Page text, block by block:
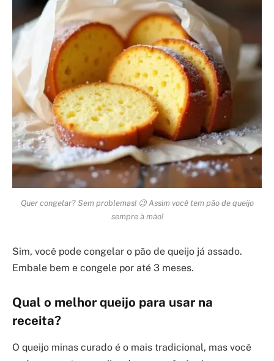
Quer congelar? Sem problemas! 😉 Assim você tem pão de queijo
sempre à mão!
Sim, você pode congelar o pão de queijo já assado.
Embale bem e congele por até 3 meses.
Qual o melhor queijo para usar na
receita?
O queijo minas curado é o mais tradicional, mas você